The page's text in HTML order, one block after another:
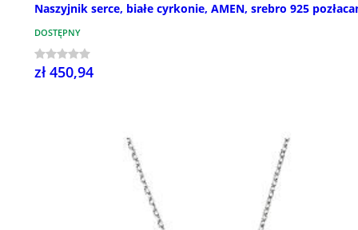
Naszyjnik serce, białe cyrkonie, AMEN, srebro 925
DOSTĘPNY
zł 450,94